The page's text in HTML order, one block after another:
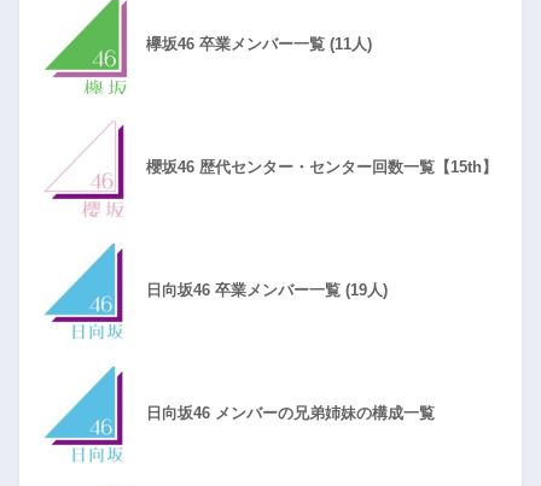
欅坂46 卒業メンバー一覧 (11人)
櫻坂46 歴代センター・センター回数一覧【15th】
日向坂46 卒業メンバー一覧 (19人)
日向坂46 メンバーの兄弟姉妹の構成一覧